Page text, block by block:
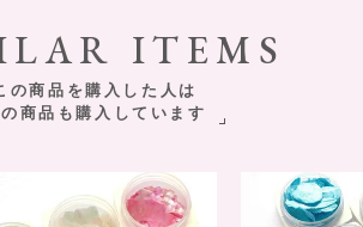
ITEMS
の商品を購入した人は
商品も購入しています